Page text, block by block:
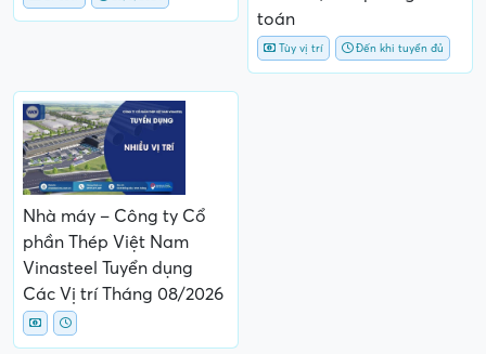
toán
Tùy vị trí Đến khi tuyển đủ
Nhà máy – Công ty Cổ
phần Thép Việt Nam
Vinasteel Tuyển dụng
Các Vị trí Tháng 08/2026